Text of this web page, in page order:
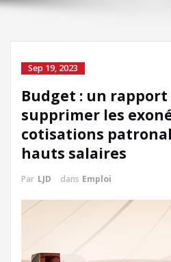
Sep 19, 2023
Budget : un rapport
supprimer les
cotisations
hauts salaires
Par LJD dans Emploi